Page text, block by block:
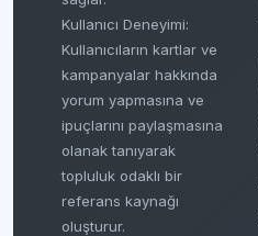
Kullanıcı Deneyimi:
Kullanıcıların kartlar ve
kampanyalar hakkında
yorum yapmasına ve
ipuçlarını paylaşmasına
olanak tanıyarak
topluluk odaklı bir
referans kaynağı
oluşturur.